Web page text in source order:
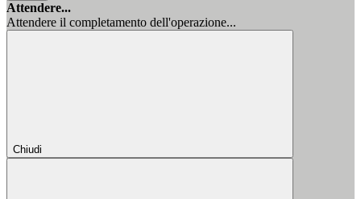
Attendere...
Attendere il completamento dell'operazione...
Chiudi